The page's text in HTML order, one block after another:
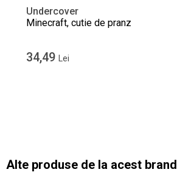
Undercover
Minecraft, cutie de pranz
34,49 Lei
Alte produse de la acest brand